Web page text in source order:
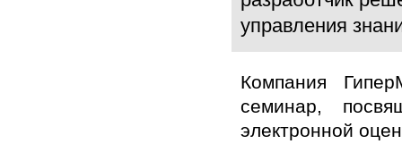
управления
Компания
семинар,
электронной